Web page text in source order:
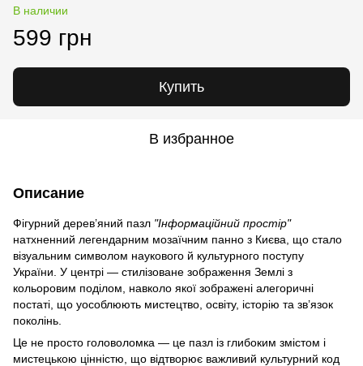
В наличии
599 грн
Купить
В избранное
Описание
Фігурний дерев’яний пазл "Інформаційний простір"
натхненний легендарним мозаїчним панно з Києва, що стало
візуальним символом наукового й культурного поступу
України. У центрі — стилізоване зображення Землі з
кольоровим поділом, навколо якої зображені алегоричні
постаті, що уособлюють мистецтво, освіту, історію та зв’язок
поколінь.
Це не просто головоломка — це пазл із глибоким змістом і
мистецькою цінністю, що відтворює важливий культурний код